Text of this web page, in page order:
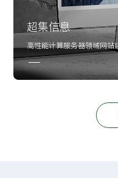
超集信息
高性能计算服务器领域网站